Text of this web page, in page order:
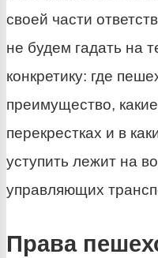
своей части
не будем гадать на
конкретику: где
преимущество,
перекрестках и в
уступить лежит на
управляющих
Права